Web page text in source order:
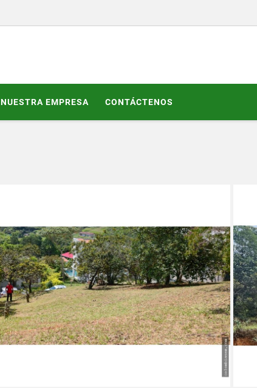
NUESTRA EMPRESA CONTÁCTENOS